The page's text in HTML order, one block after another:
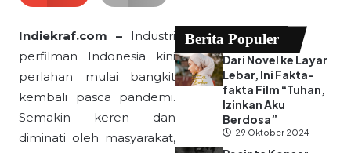
Indiekraf.com – Industri
perfilman Indonesia kini
perlahan mulai bangkit
kembali pasca pandemi.
Semakin keren dan
diminati oleh masyarakat,
Berita Populer
Dari Novel ke Layar
Lebar, Ini Fakta-
fakta Film “Tuhan,
Izinkan Aku
Berdosa”
29 Oktober 2024